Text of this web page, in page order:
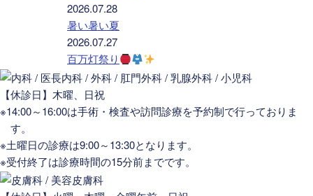
2026.07.28
暑い暑い夏
2026.07.27
百万灯祭り
【休診日】木曜、日祝
※14:00～16:00は手術・検査や訪問診療を予約制で行っておりま
す。
※土曜日の診療は9:00～13:30となります。
※受付終了は診療時間の15分前までです。